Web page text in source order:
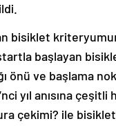
bisiklet
başlayan
önü ve başlama
yıl anısına
çekimi? ile